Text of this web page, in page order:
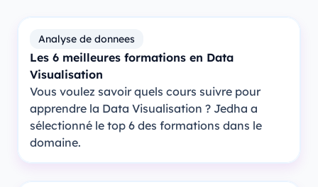
Analyse de donnees
Les 6 meilleures formations en Data
Visualisation
Vous voulez savoir quels cours suivre pour
apprendre la Data Visualisation ? Jedha a
sélectionné le top 6 des formations dans le
domaine.